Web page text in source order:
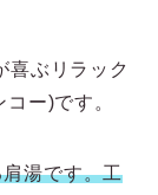
喜ぶリラック
ー)です。
湯です。工